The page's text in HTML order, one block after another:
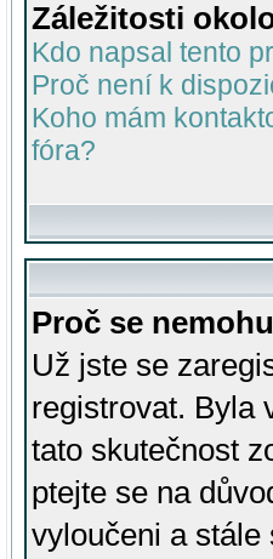
Záležitosti
Kdo napsal tento
Proč není k
Koho mám
fóra?
Proč se
Už jste se
registrovat. Byla
tato skutečnost
ptejte se na
vyloučeni a stále